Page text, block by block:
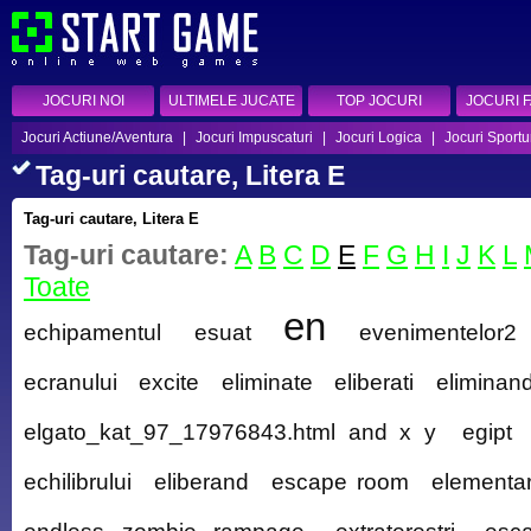
JOCURI NOI ULTIMELE JUCATE TOP JOCURI JOCURI
Jocuri Actiune/Aventura Jocuri Impuscaturi Jocuri Logica Jocuri
Tag-uri cautare, Litera E
Tag-uri cautare, Litera E
Tag-uri cautare: A B C D E F G H I J K L
Toate
echipamentul esuat en
evenimentelor2
ecranului
excite eliminate eliberati
elgato_kat_97_17976843.html and x y
egipt
echilibrului
eliberand escape room